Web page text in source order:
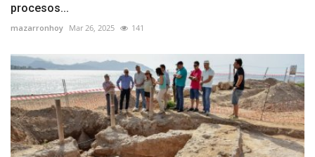
procesos...
mazarronhoy Mar 26, 2025 141